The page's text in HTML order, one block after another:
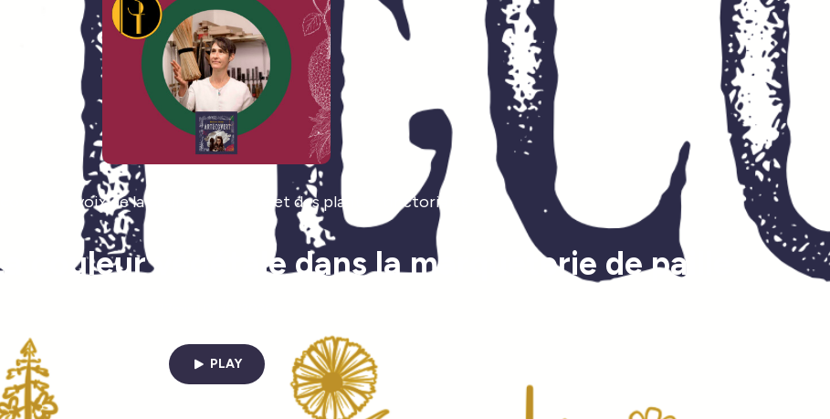
La voix de la couleur végétale et des plantes tinctoriales
couleur végétale dans la marqueterie de paille
PLAY